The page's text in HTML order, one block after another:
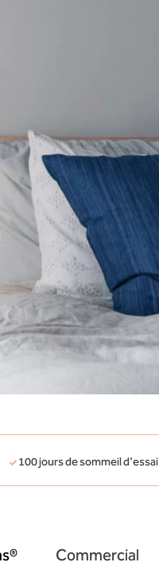
100 jours de sommeil d'essai
Commercial